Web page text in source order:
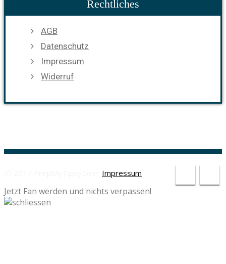
Rechtliches
AGB
Datenschutz
Impressum
Widerruf
Impressum
Jetzt Fan werden und nichts verpassen!